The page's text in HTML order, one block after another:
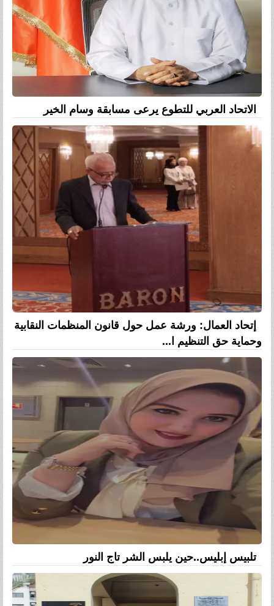
الاتحاد العربي للتطوع يرعى مسابقة وسام الخير
إتحاد العمال: ورشة عمل حول قانون المنظمات النقابية
وحماية حق التنظيم ا...
تلبيس إبليس..حين يلبس الشر تاج النور